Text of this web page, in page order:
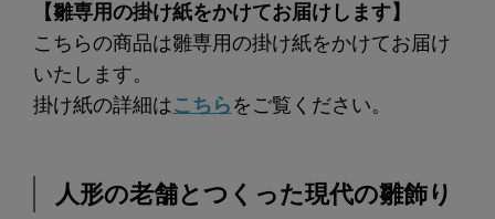
【雛専用の掛け紙をかけてお届けします】
こちらの商品は雛専用の掛け紙をかけてお届け
いたします。
掛け紙の詳細はこちら をご覧ください。
人形の老舗とつくった現代の雛飾り